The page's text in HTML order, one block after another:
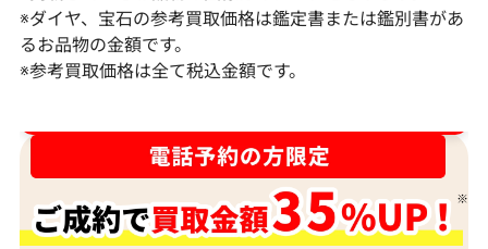
Pt･Pm900 ダイヤモンド ネックレス
17.45ct
参考買取価格
K18 ダイヤモン
※ダイヤ、宝石の参考買取価格は鑑定書または鑑別書があ
るお品物の金額です。
※参考買取価格は全て税込金額です。